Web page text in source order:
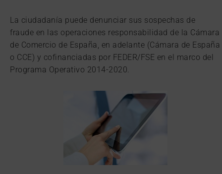
La ciudadanía puede denunciar sus sospechas de
fraude en las operaciones responsabilidad de la Cámara
de Comercio de España, en adelante (Cámara de España
o CCE) y cofinanciadas por FEDER/FSE en el marco del
Programa Operativo 2014-2020.